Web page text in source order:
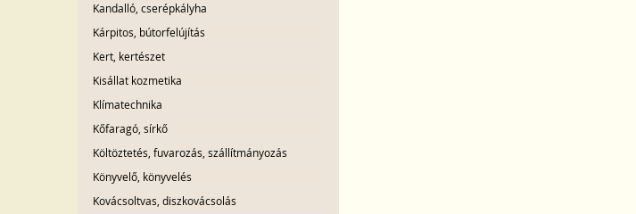
Kandalló, cserépkályha
Kárpitos, bútorfelújítás
Kert, kertészet
Kisállat kozmetika
Klímatechnika
Kőfaragó, sírkő
Költöztetés, fuvarozás, szállítmányozás
Könyvelő, könyvelés
Kovácsoltvas, diszkovácsolás